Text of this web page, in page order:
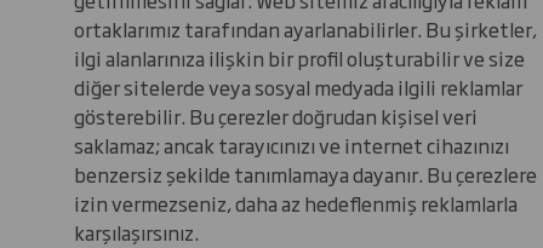
ortaklarımız tarafından ayarlanabilirler. Bu şirketler,
ilgi alanlarınıza ilişkin bir profil oluşturabilir ve size
diğer sitelerde veya sosyal medyada ilgili reklamlar
gösterebilir. Bu çerezler doğrudan kişisel veri
saklamaz; ancak tarayıcınızı ve internet cihazınızı
benzersiz şekilde tanımlamaya dayanır. Bu çerezlere
izin vermezseniz, daha az hedeflenmiş reklamlarla
karşılaşırsınız.